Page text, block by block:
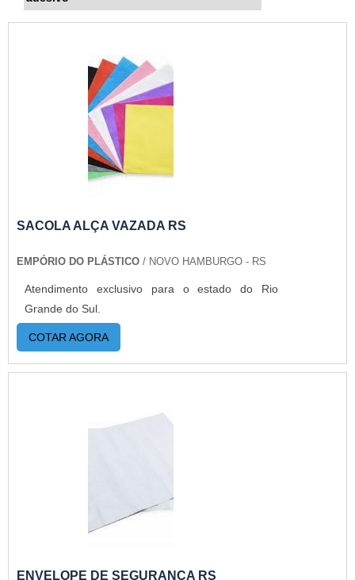
SACOLA ALÇA VAZADA RS
EMPÓRIO DO PLÁSTICO / NOVO HAMBURGO - RS
Atendimento exclusivo para o estado do Rio
Grande do Sul.
COTAR AGORA
ENVELOPE DE SEGURANÇA RS